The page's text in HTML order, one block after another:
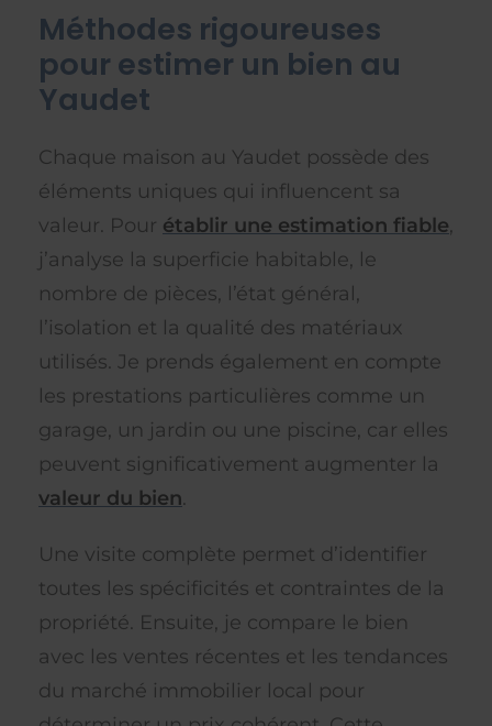
Méthodes rigoureuses
pour estimer un bien au
Yaudet
Chaque maison au Yaudet possède des
éléments uniques qui influencent sa
valeur. Pour établir une estimation fiable,
j’analyse la superficie habitable, le
nombre de pièces, l’état général,
l’isolation et la qualité des matériaux
utilisés. Je prends également en compte
les prestations particulières comme un
garage, un jardin ou une piscine, car elles
peuvent significativement augmenter la
valeur du bien.
Une visite complète permet d’identifier
toutes les spécificités et contraintes de la
propriété. Ensuite, je compare le bien
avec les ventes récentes et les tendances
du marché immobilier local pour